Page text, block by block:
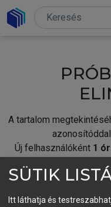
A tartalom
Új felhasználóként 1
fiókoddal,
SÜTIK
Itt láthatja és